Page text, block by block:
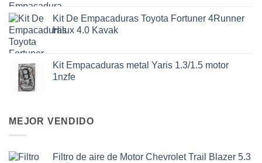
Kit De Empacaduras Toyota Fortuner 4Runner
Hilux 4.0 Kavak
Kit Empacaduras metal Yaris 1.3/1.5 motor
1nzfe
MEJOR VENDIDO
Filtro de aire de Motor Chevrolet Trail Blazer 5.3